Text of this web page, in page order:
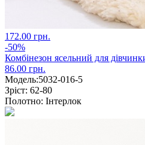
172.00 грн.
-50%
Комбінезон ясельний для
86.00 грн.
Модель:5032-016-5
Зріст: 62-80
Полотно: Інтерлок